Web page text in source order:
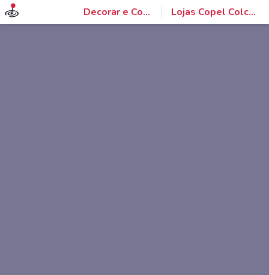
Decorar e Construir Lojas Copel Colchões